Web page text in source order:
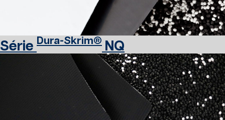
Série Dura-Skrim® NQ